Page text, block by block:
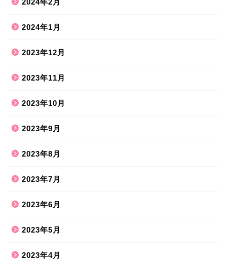
2024年2月
2024年1月
2023年12月
2023年11月
2023年10月
2023年9月
2023年8月
2023年7月
2023年6月
2023年5月
2023年4月